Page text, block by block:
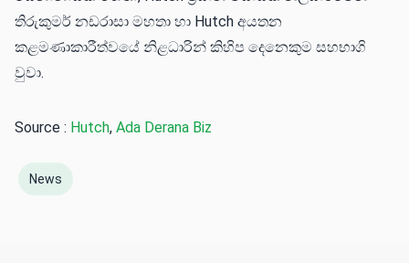
තිරුකුමර් නඩරාසා මහතා හා Hutch අයතන
කළමණාකාරීත්වයේ නිළධාරින් කිහිප දෙනෙකුම සහභාගි
වුවා.
Source : Hutch, Ada Derana Biz
News